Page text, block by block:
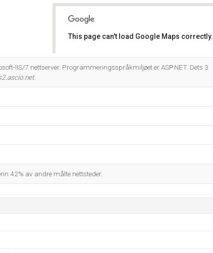
This page can't load Google Maps correctly.
Do you own this website?
IIS/7 nettserver. Programmeringsspråkmiljøet er ASP.NET. Dets 3
.
42% av andre målte nettsteder.